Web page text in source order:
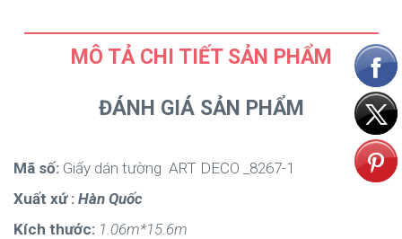
MÔ TẢ CHI TIẾT SẢN PHẨM
ĐÁNH GIÁ SẢN PHẨM
Mã số: Giấy dán tường ART DECO _8267-1
Xuất xứ : Hàn Quốc
Kích thước: 1.06m*15.6m